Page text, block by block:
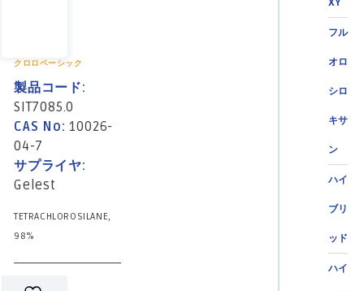
XY
フル
オロ
シロ
キサ
ン
ハイ
ブリ
ッド
ハイ
クロロベーシック
製品コード:
SIT7085.0
CAS No:10026-
04-7
サプライヤ:
Gelest
TETRACHLOROSILANE,
98%